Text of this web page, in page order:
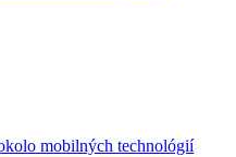
mobilných technológií